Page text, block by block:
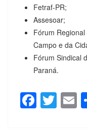
Fetraf-PR;
Assesoar;
Fórum
Campo e da
Fórum Sindical
Paraná.
F
a
T
wi
E